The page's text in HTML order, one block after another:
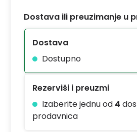
Dostava ili preuzimanje u
Dostava
Dostupno
Rezerviši i preuzmi
Izaberite jednu od 4
prodavnica